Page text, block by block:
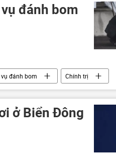
đánh bom
vụ đánh bom
Chính trị
ở Biển Đông